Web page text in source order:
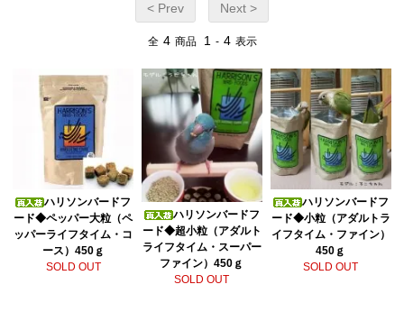
< Prev Next >
全 4 商品 1 - 4 表示
ハリソンバードフ
ード◆ペッパー大粒（ペ
ッパーライフタイム・コ
ース）450ｇ
SOLD OUT
ハリソンバードフ
ード◆超小粒（アダルト
ライフタイム・スーパー
ファイン）450ｇ
SOLD OUT
ハリソンバードフ
ード◆小粒（アダルトラ
イフタイム・ファイン）
450ｇ
SOLD OUT